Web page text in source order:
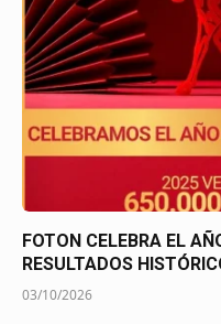
FOTON CELEBRA EL
RESULTADOS
03/10/2026